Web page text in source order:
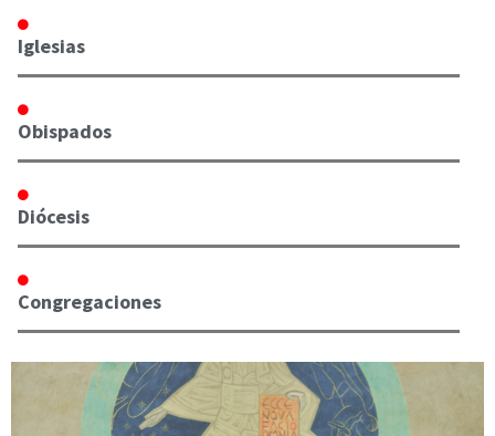
Iglesias
Obispados
Diócesis
Congregaciones